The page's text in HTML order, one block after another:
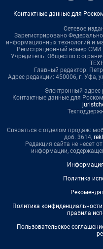
Контактные данные для
Сетевое
Зарегистрировано
информационных технологий и
Регистрационный номер
Учредитель: Общество с
Главный редактор:
Адрес редакции: 450006, г. Уфа,
Электронный адрес
Контактные данные для
Связаться с отделом продаж:
доб. 3614,
Редакция сайта не несет
информации,
Политика
Политика
правила
Пользовательское